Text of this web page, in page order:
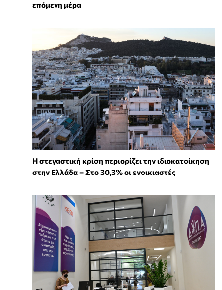
επόμενη μέρα
Η στεγαστική κρίση περιορίζει την ιδιοκατοίκηση
στην Ελλάδα – Στο 30,3% οι ενοικιαστές